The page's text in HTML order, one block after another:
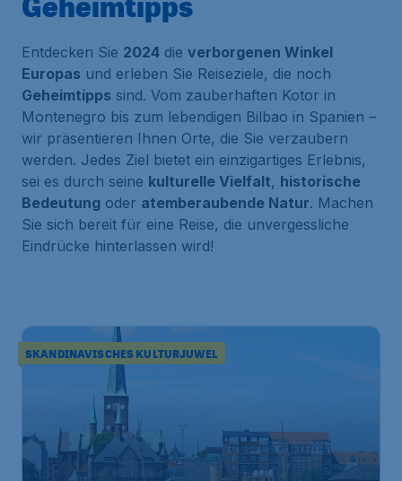
Entdecken Sie 2024 die verborgenen Winkel
Europas und erleben Sie Reiseziele, die noch
Geheimtipps sind. Vom zauberhaften Kotor in
Montenegro bis zum lebendigen Bilbao in Spanien –
wir präsentieren Ihnen Orte, die Sie verzaubern
werden. Jedes Ziel bietet ein einzigartiges Erlebnis,
sei es durch seine kulturelle Vielfalt, historische
Bedeutung oder atemberaubende Natur. Machen
Sie sich bereit für eine Reise, die unvergessliche
Eindrücke hinterlassen wird!
SKANDINAVISCHES KULTURJUWEL